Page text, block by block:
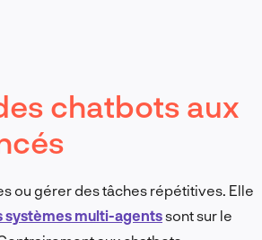
chatbots aux
ou gérer des tâches répétitives. Elle
systèmes multi-agentssont sur le